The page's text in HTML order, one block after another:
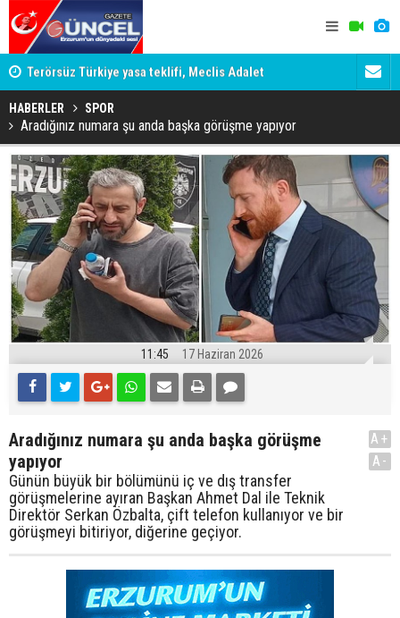
Terörsüz Türkiye yasa teklifi, Meclis Adalet
Komisyonu'nda kabul edildi
HABERLER SPOR
Aradığınız numara şu anda başka görüşme yapıyor
11:45 17 Haziran 2026
Aradığınız numara şu anda başka görüşme
yapıyor
Günün büyük bir bölümünü iç ve dış transfer
görüşmelerine ayıran Başkan Ahmet Dal ile Teknik
Direktör Serkan Özbalta, çift telefon kullanıyor ve bir
görüşmeyi bitiriyor, diğerine geçiyor.
A+
A-